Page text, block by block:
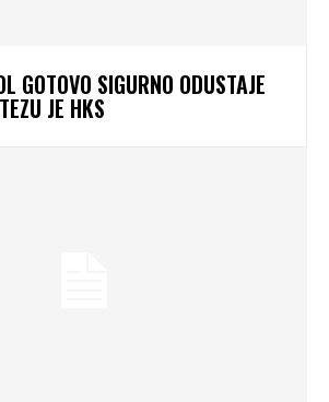
GOTOVO SIGURNO ODUSTAJE
JE HKS